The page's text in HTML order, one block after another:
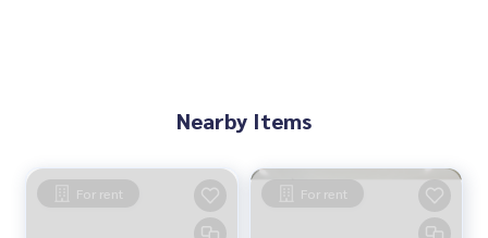
Nearby Items
For rent For rent